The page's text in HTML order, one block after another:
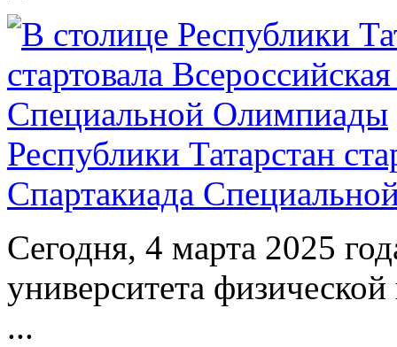
Республики Татарстан
Спартакиада
Сегодня, 4 марта 2025
университета
...